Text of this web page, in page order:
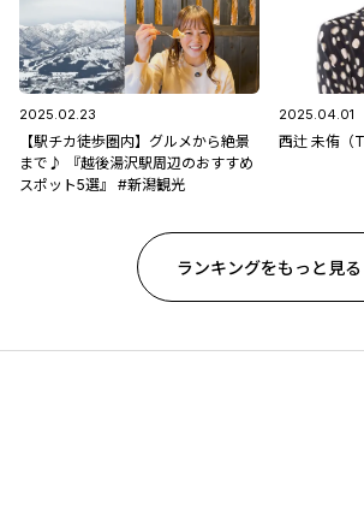
2025.02.23
【駅チカ徒歩圏内】グルメから絶景
まで♪ 『越後湯沢駅周辺のおすすめ
スポット5選』 #新潟観光
2025.04.01
西辻 未侑（
ランキングをもっと見る